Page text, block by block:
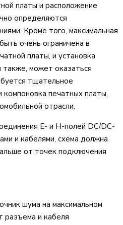
платы и расположение
определяются
Кроме того, максимальная
очень ограничена в
платы, и установка
может оказаться
тщательное
печатных платы,
отрасли.
E- и H-полей DC/DC-
и кабелями, схема должна
от точек подключения
шума на максимальном
разъема и кабеля